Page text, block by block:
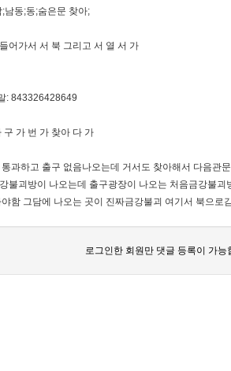
남동;동;숨은문 찾아;
어가서 서 북 그리고 서 열 서 가
: 843326428649
가 번 가 찾아 다 가
과하고 출구 없음나오는데 거서도 찾아해서 다음관
불괴방이 나오는데 출구광장이 나오는 처음금강불괴
함 그담에 나오는 곳이 진짜금강불괴 여기서 북으로
로그인한 회원만 댓글 등록이 가능